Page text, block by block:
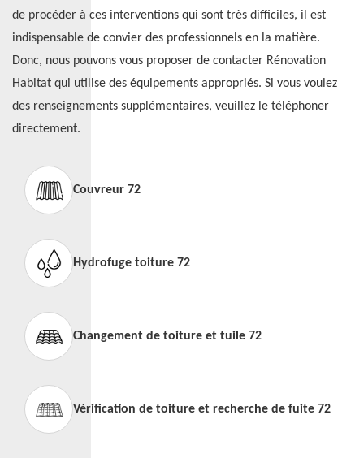
de procéder à ces interventions qui sont très difficiles, il est
indispensable de convier des professionnels en la matière.
Donc, nous pouvons vous proposer de contacter Rénovation
Habitat qui utilise des équipements appropriés. Si vous voulez
des renseignements supplémentaires, veuillez le téléphoner
directement.
Couvreur 72
Hydrofuge toiture 72
Changement de toiture et tuile 72
Vérification de toiture et recherche de fuite 72